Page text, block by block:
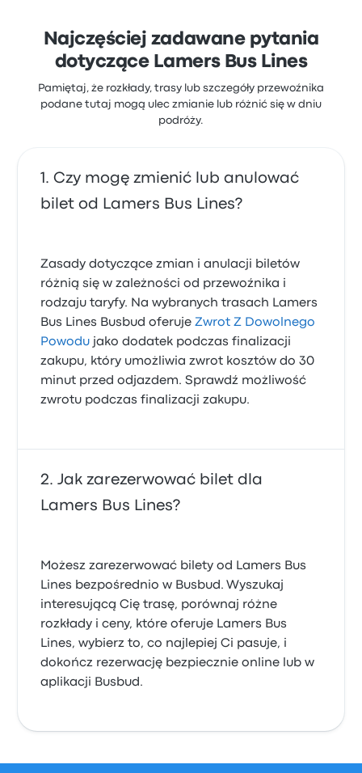
Najczęściej zadawane pytania
dotyczące Lamers Bus Lines
Pamiętaj, że rozkłady, trasy lub szczegóły przewoźnika
podane tutaj mogą ulec zmianie lub różnić się w dniu
podróży.
Czy mogę zmienić lub anulować
bilet od Lamers Bus Lines?
Zasady dotyczące zmian i anulacji biletów
różnią się w zależności od przewoźnika i
rodzaju taryfy. Na wybranych trasach Lamers
Bus Lines Busbud oferujeZwrot Z Dowolnego
Powodu jako dodatek podczas finalizacji
zakupu, który umożliwia zwrot kosztów do 30
minut przed odjazdem. Sprawdź możliwość
zwrotu podczas finalizacji zakupu.
Jak zarezerwować bilet dla
Lamers Bus Lines?
Możesz zarezerwować bilety od Lamers Bus
Lines bezpośrednio w Busbud. Wyszukaj
interesującą Cię trasę, porównaj różne
rozkłady i ceny, które oferuje Lamers Bus
Lines, wybierz to, co najlepiej Ci pasuje, i
dokończ rezerwację bezpiecznie online lub w
aplikacji Busbud.